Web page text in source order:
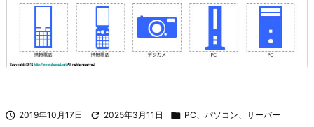
 2019年10月17日  2025年3月11日  PC、パソコン、サーバー